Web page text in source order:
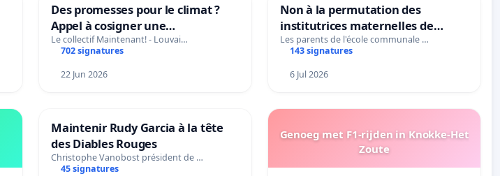
Des promesses pour le climat ?
Appel à cosigner une
interpellation des ministres
wallons du climat et de
l’environnement.
Le collectif Maintenant! - Louvai…
702 signatures
22 Jun 2026
Non à la permutation des
institutrices maternelles de
Bléharies et Laplaigne !
Préservons la stabilité de nos
enfants.
Les parents de l'école communale …
143 signatures
6 Jul 2026
Maintenir Rudy Garcia à la tête
des Diables Rouges
Christophe Vanobost président de …
45 signatures
Genoeg met F1-rijden in Knokke-Het
Zoute